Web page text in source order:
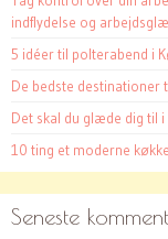
indflydelse og
5 idéer til polterabend i
De bedste destinationer
Det skal du glæde dig til
10 ting et moderne
Seneste